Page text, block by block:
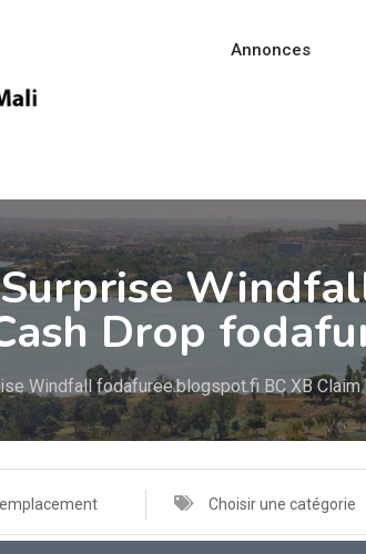
Annonces
Drop
Windfall fodafuree.blogspot.fi BC XB
Choisir une catégorie